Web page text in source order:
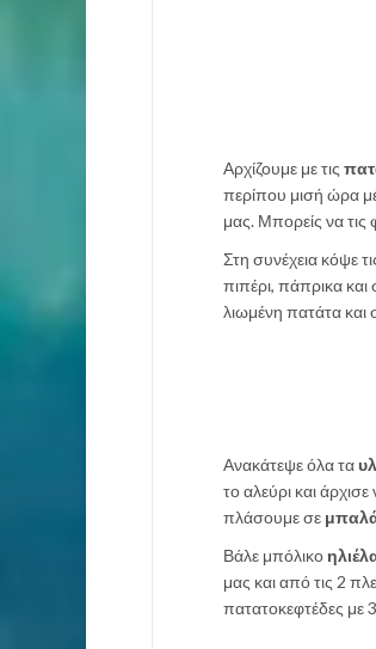
Αρχίζουμε με τις
περίπου μισή ώρα
μας. Μπορείς να τις
Στη συνέχεια κόψε
πιπέρι, πάπρικα και
λιωμένη πατάτα και
Ανακάτεψε όλα τα
το αλεύρι και άρχισε
πλάσουμε σε
Βάλε μπόλικο
μας και από τις 2
πατατοκεφτέδες με